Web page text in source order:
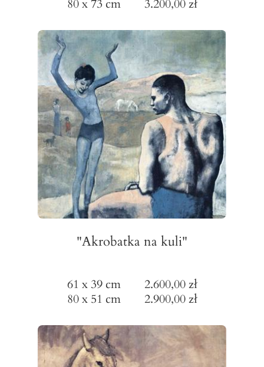
61 x 39 cm 2.600,00 zł
80 x 51 cm 2.900,00 zł
"Akrobatka na kuli"
80 x 73 cm 3.200,00 zł